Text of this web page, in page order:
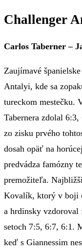
Challenger
Carlos Taberner –
Zaujímavé
Antalyi, kde sa
tureckom mestečku.
Tabernera zdolal
zo zisku prvého
dosah opäť na
predvádza famózny
premožiteľa.
Kovalík, ktorý v boji
a hrdinsky vzdoroval
setoch 7:5, 6:7, 6:1.
keď s Giannessim